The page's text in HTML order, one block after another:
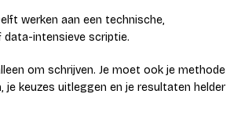
werken aan een technische,
intensieve scriptie.
om schrijven. Je moet ook je methode
je keuzes uitleggen en je resultaten helder